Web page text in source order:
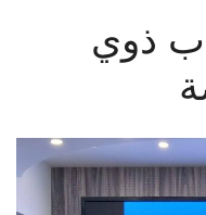
المراكز والوحدات
الإعلام
ذوي